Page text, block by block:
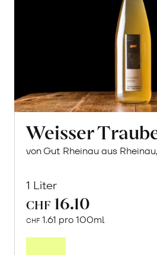
Weisser
von Gut Rheinau aus
1 Liter
CHF 16.10
CHF 1.61 pro 100ml